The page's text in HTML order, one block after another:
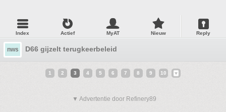
Index Actief MyAT Nieuw Reply
nws D66 gijzelt terugkeerbeleid
1 2 3 4 5 6 7 8 9 10
▼ Advertentie door Refinery89